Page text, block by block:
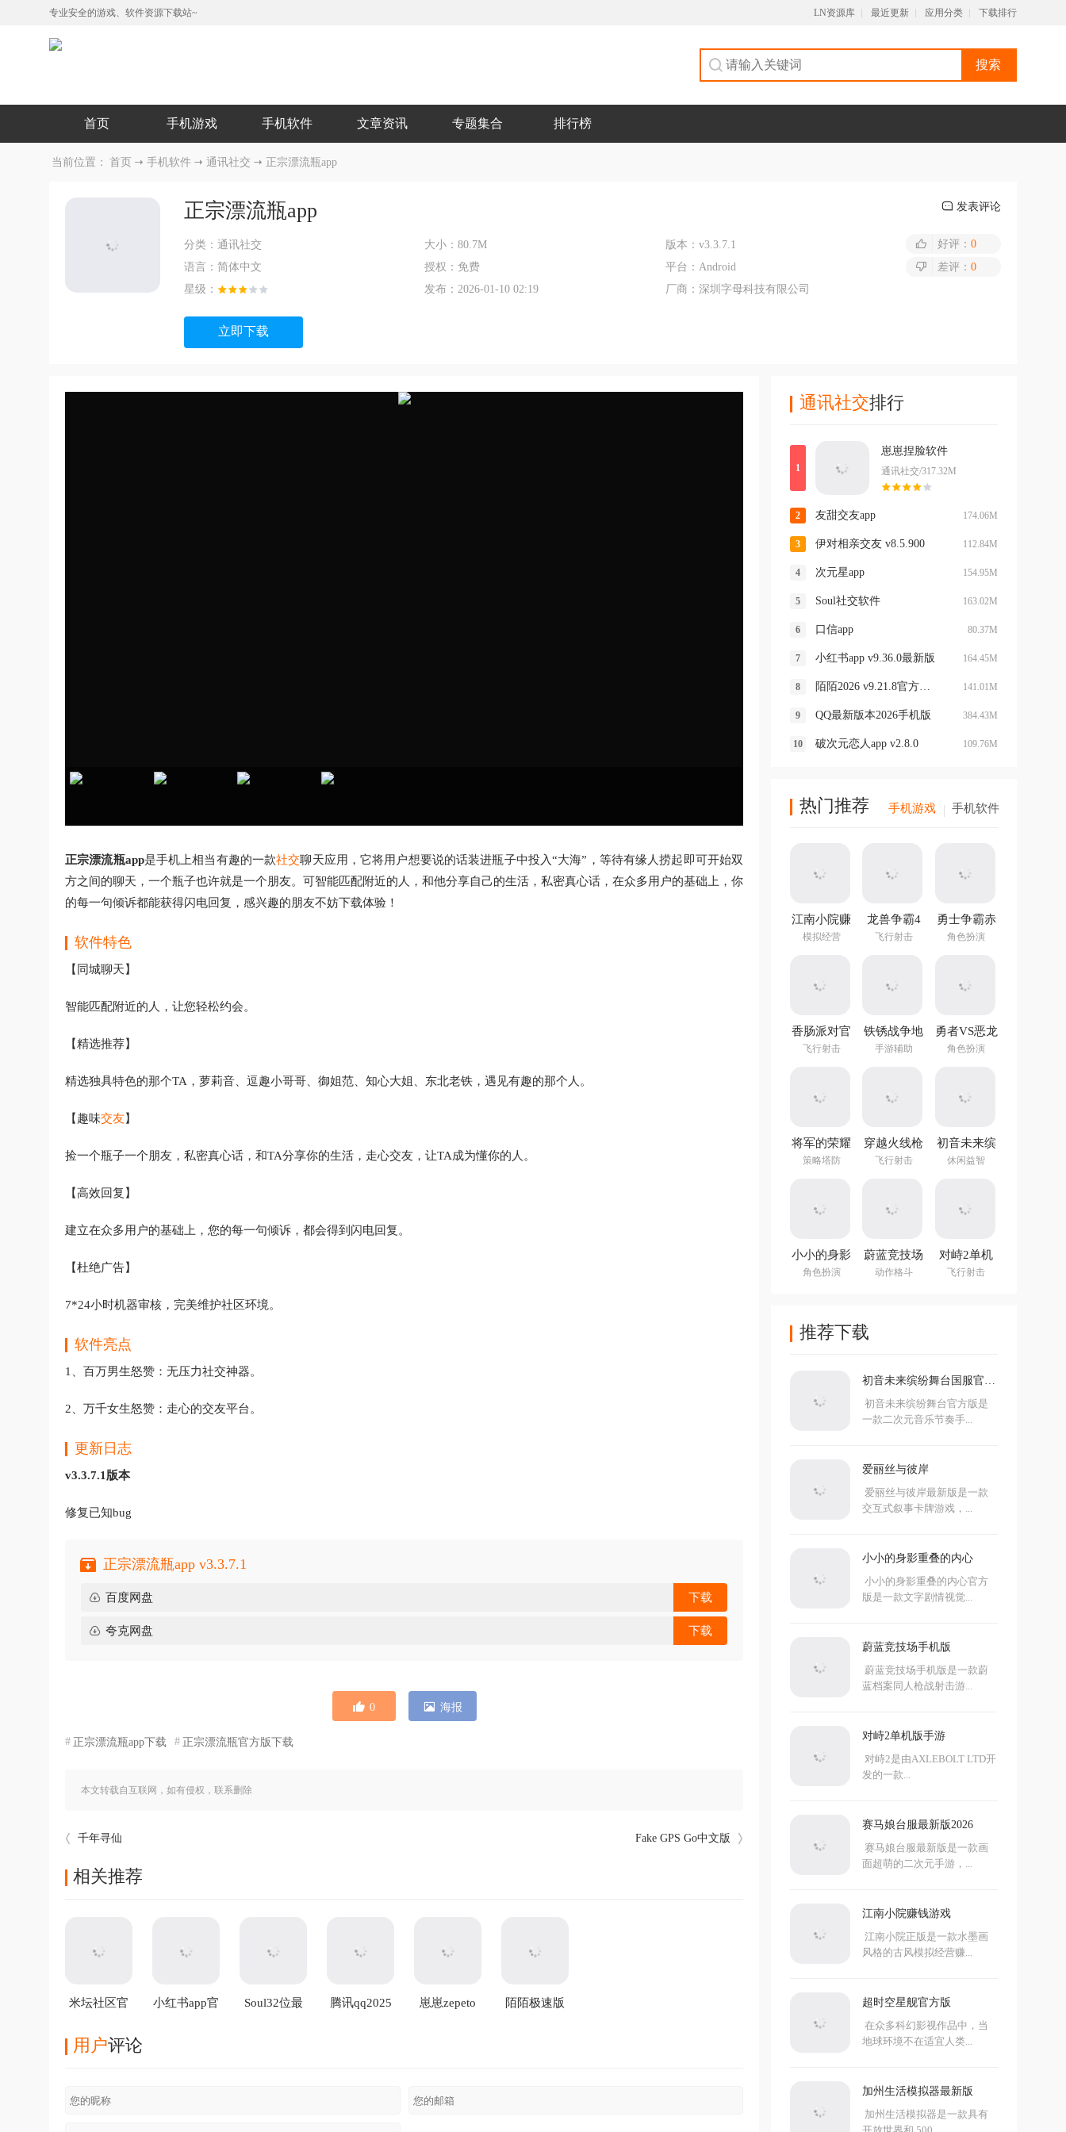
专业安全的游戏、软件资源下载站~ LN资源库 最近更新 应用分类 下载排行
搜索
首页 手机游戏 手机软件 文章资讯 专题集合 排行榜
当前位置： 首页 手机软件 通讯社交 正宗漂流瓶app
正宗漂流瓶app 发表评论
分类： 通讯社交 大小：80.7M 版本： v3.3.7.1
语言： 简体中文 授权： 免费 平台： Android
星级：
发布：2026-01-10 02:19 厂商： 深圳字母科技有限公司
好评： 0
差评： 0
立即下载
正宗漂流瓶app是手机上相当有趣的一款社交聊天应用，它将用户想要说的话装进瓶子中投入“大海”，等待有缘人捞起即可开始双
方之间的聊天，一个瓶子也许就是一个朋友。可智能匹配附近的人，和他分享自己的生活，私密真心话，在众多用户的基础上，你
的每一句倾诉都能获得闪电回复，感兴趣的朋友不妨下载体验！
软件特色
【同城聊天】
智能匹配附近的人，让您轻松约会。
【精选推荐】
精选独具特色的那个TA，萝莉音、逗趣小哥哥、御姐范、知心大姐、东北老铁，遇见有趣的那个人。
【趣味交友】
捡一个瓶子一个朋友，私密真心话，和TA分享你的生活，走心交友，让TA成为懂你的人。
【高效回复】
建立在众多用户的基础上，您的每一句倾诉，都会得到闪电回复。
【杜绝广告】
7*24小时机器审核，完美维护社区环境。
软件亮点
1、百万男生怒赞：无压力社交神器。
2、万千女生怒赞：走心的交友平台。
更新日志
v3.3.7.1版本
修复已知bug
正宗漂流瓶app v3.3.7.1
百度网盘 下载
夸克网盘 下载
0 海报
正宗漂流瓶app下载 正宗漂流瓶官方版下载
本文转载自互联网，如有侵权，联系删除
千年寻仙 Fake GPS Go中文版
相关推荐
米坛社区官
小红书app官
Soul32位最
腾讯qq2025
崽崽zepeto
陌陌极速版
用户评论
通讯社交排行
崽崽捏脸软件
通讯社交/317.32M
友甜交友app 174.06M
伊对相亲交友 v8.5.900 112.84M
次元星app 154.95M
Soul社交软件 163.02M
口信app 80.37M
小红书app v9.36.0最新版 164.45M
陌陌2026 v9.21.8官方正版 141.01M
QQ最新版本2026手机版 384.43M
破次元恋人app v2.8.0 109.76M
热门推荐 手机游戏 手机软件
江南小院赚
钱游戏
模拟经营
龙兽争霸4
手游
飞行射击
勇士争霸赤
胆联盟
角色扮演
香肠派对官
方正版
飞行射击
铁锈战争地
图编辑器中
手游辅助
勇者VS恶龙
手游
角色扮演
将军的荣耀
3官方正版
策略塔防
穿越火线枪
战王者体验
飞行射击
初音未来缤
纷舞台国服
休闲益智
小小的身影
重叠的内心
角色扮演
蔚蓝竞技场
手机版
动作格斗
对峙2单机
版手游
飞行射击
推荐下载
初音未来缤纷舞台国服官方
初音未来缤纷舞台官方版是
一款二次元音乐节奏手...
爱丽丝与彼岸
爱丽丝与彼岸最新版是一款
交互式叙事卡牌游戏，...
小小的身影重叠的内心
小小的身影重叠的内心官方
版是一款文字剧情视觉...
蔚蓝竞技场手机版
蔚蓝竞技场手机版是一款蔚
蓝档案同人枪战射击游...
对峙2单机版手游
对峙2是由AXLEBOLT LTD开
发的一款...
赛马娘台服最新版2026
赛马娘台服最新版是一款画
面超萌的二次元手游，...
江南小院赚钱游戏
江南小院正版是一款水墨画
风格的古风模拟经营赚...
超时空星舰官方版
在众多科幻影视作品中，当
地球环境不在适宜人类...
加州生活模拟器最新版
加州生活模拟器是一款具有